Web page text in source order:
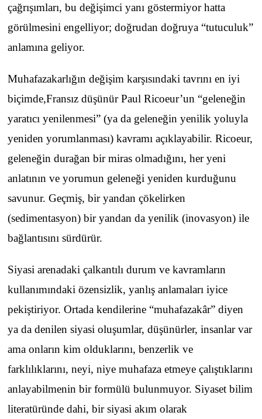
çağrışımları, bu değişimci yanı göstermiyor hatta
görülmesini engelliyor; doğrudan doğruya “tutuculuk”
anlamına geliyor.
Muhafazakarlığın değişim karşısındaki tavrını en iyi
biçimde,Fransız düşünür Paul Ricoeur’un “geleneğin
yaratıcı yenilenmesi” (ya da geleneğin yenilik yoluyla
yeniden yorumlanması) kavramı açıklayabilir. Ricoeur,
geleneğin durağan bir miras olmadığını, her yeni
anlatının ve yorumun geleneği yeniden kurduğunu
savunur. Geçmiş, bir yandan çökelirken
(sedimentasyon) bir yandan da yenilik (inovasyon) ile
bağlantısını sürdürür.
Siyasi arenadaki çalkantılı durum ve kavramların
kullanımındaki özensizlik, yanlış anlamaları iyice
pekiştiriyor. Ortada kendilerine “muhafazakâr” diyen
ya da denilen siyasi oluşumlar, düşünürler, insanlar var
ama onların kim olduklarını, benzerlik ve
farklılıklarını, neyi, niye muhafaza etmeye çalıştıklarını
anlayabilmenin bir formülü bulunmuyor. Siyaset bilim
literatüründe dahi, bir siyasi akım olarak